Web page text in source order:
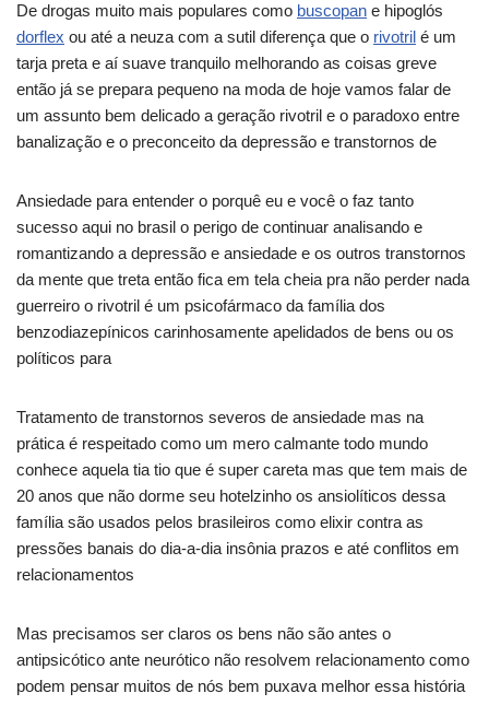
De drogas muito mais populares como buscopan e hipoglós
dorflex ou até a neuza com a sutil diferença que o rivotril é um
tarja preta e aí suave tranquilo melhorando as coisas greve
então já se prepara pequeno na moda de hoje vamos falar de
um assunto bem delicado a geração rivotril e o paradoxo entre
banalização e o preconceito da depressão e transtornos de
Ansiedade para entender o porquê eu e você o faz tanto
sucesso aqui no brasil o perigo de continuar analisando e
romantizando a depressão e ansiedade e os outros transtornos
da mente que treta então fica em tela cheia pra não perder nada
guerreiro o rivotril é um psicofármaco da família dos
benzodiazepínicos carinhosamente apelidados de bens ou os
políticos para
Tratamento de transtornos severos de ansiedade mas na
prática é respeitado como um mero calmante todo mundo
conhece aquela tia tio que é super careta mas que tem mais de
20 anos que não dorme seu hotelzinho os ansiolíticos dessa
família são usados pelos brasileiros como elixir contra as
pressões banais do dia-a-dia insônia prazos e até conflitos em
relacionamentos
Mas precisamos ser claros os bens não são antes o
antipsicótico ante neurótico não resolvem relacionamento como
podem pensar muitos de nós bem puxava melhor essa história